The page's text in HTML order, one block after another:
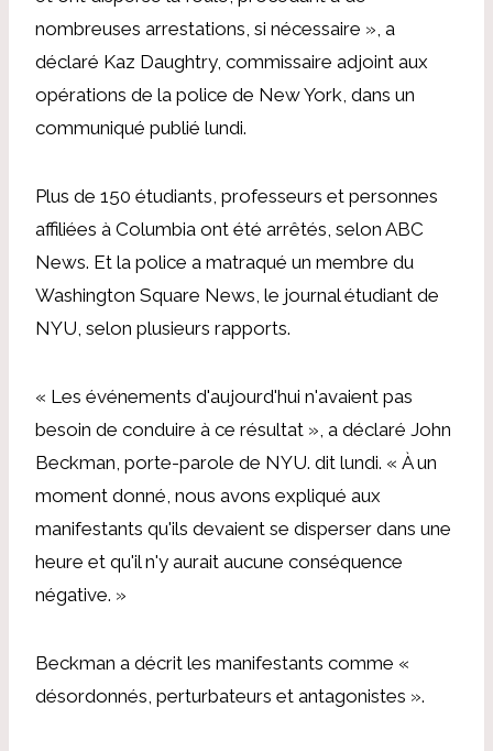
nombreuses arrestations, si nécessaire », a
déclaré Kaz Daughtry, commissaire adjoint aux
opérations de la police de New York, dans un
communiqué publié lundi.
Plus de 150 étudiants, professeurs et personnes
affiliées à Columbia ont été arrêtés, selon ABC
News. Et la police a matraqué un membre du
Washington Square News, le journal étudiant de
NYU, selon plusieurs rapports.
« Les événements d'aujourd'hui n'avaient pas
besoin de conduire à ce résultat », a déclaré John
Beckman, porte-parole de NYU. dit lundi. « À un
moment donné, nous avons expliqué aux
manifestants qu'ils devaient se disperser dans une
heure et qu'il n'y aurait aucune conséquence
négative. »
Beckman a décrit les manifestants comme «
désordonnés, perturbateurs et antagonistes ».